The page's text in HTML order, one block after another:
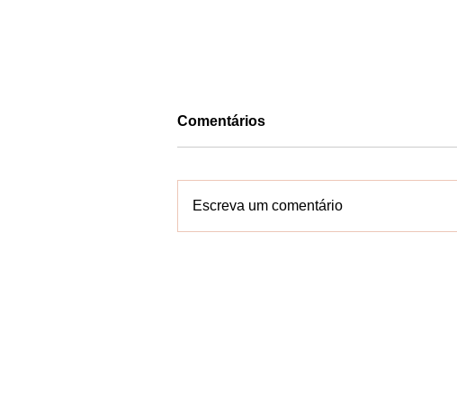
Comentários
Escreva um comentário